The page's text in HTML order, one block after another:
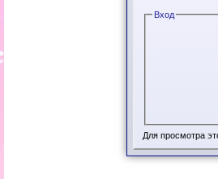
Вход
Для просмотра